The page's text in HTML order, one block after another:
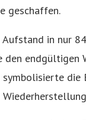
geschaffen.
Aufstand in nur
endgültigen